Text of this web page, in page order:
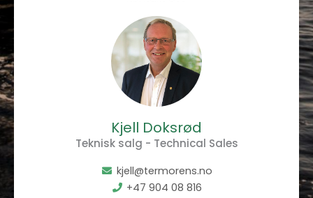
Kjell Doksrød
Teknisk salg - Technical Sales
kjell@termorens.no
+47 904 08 816